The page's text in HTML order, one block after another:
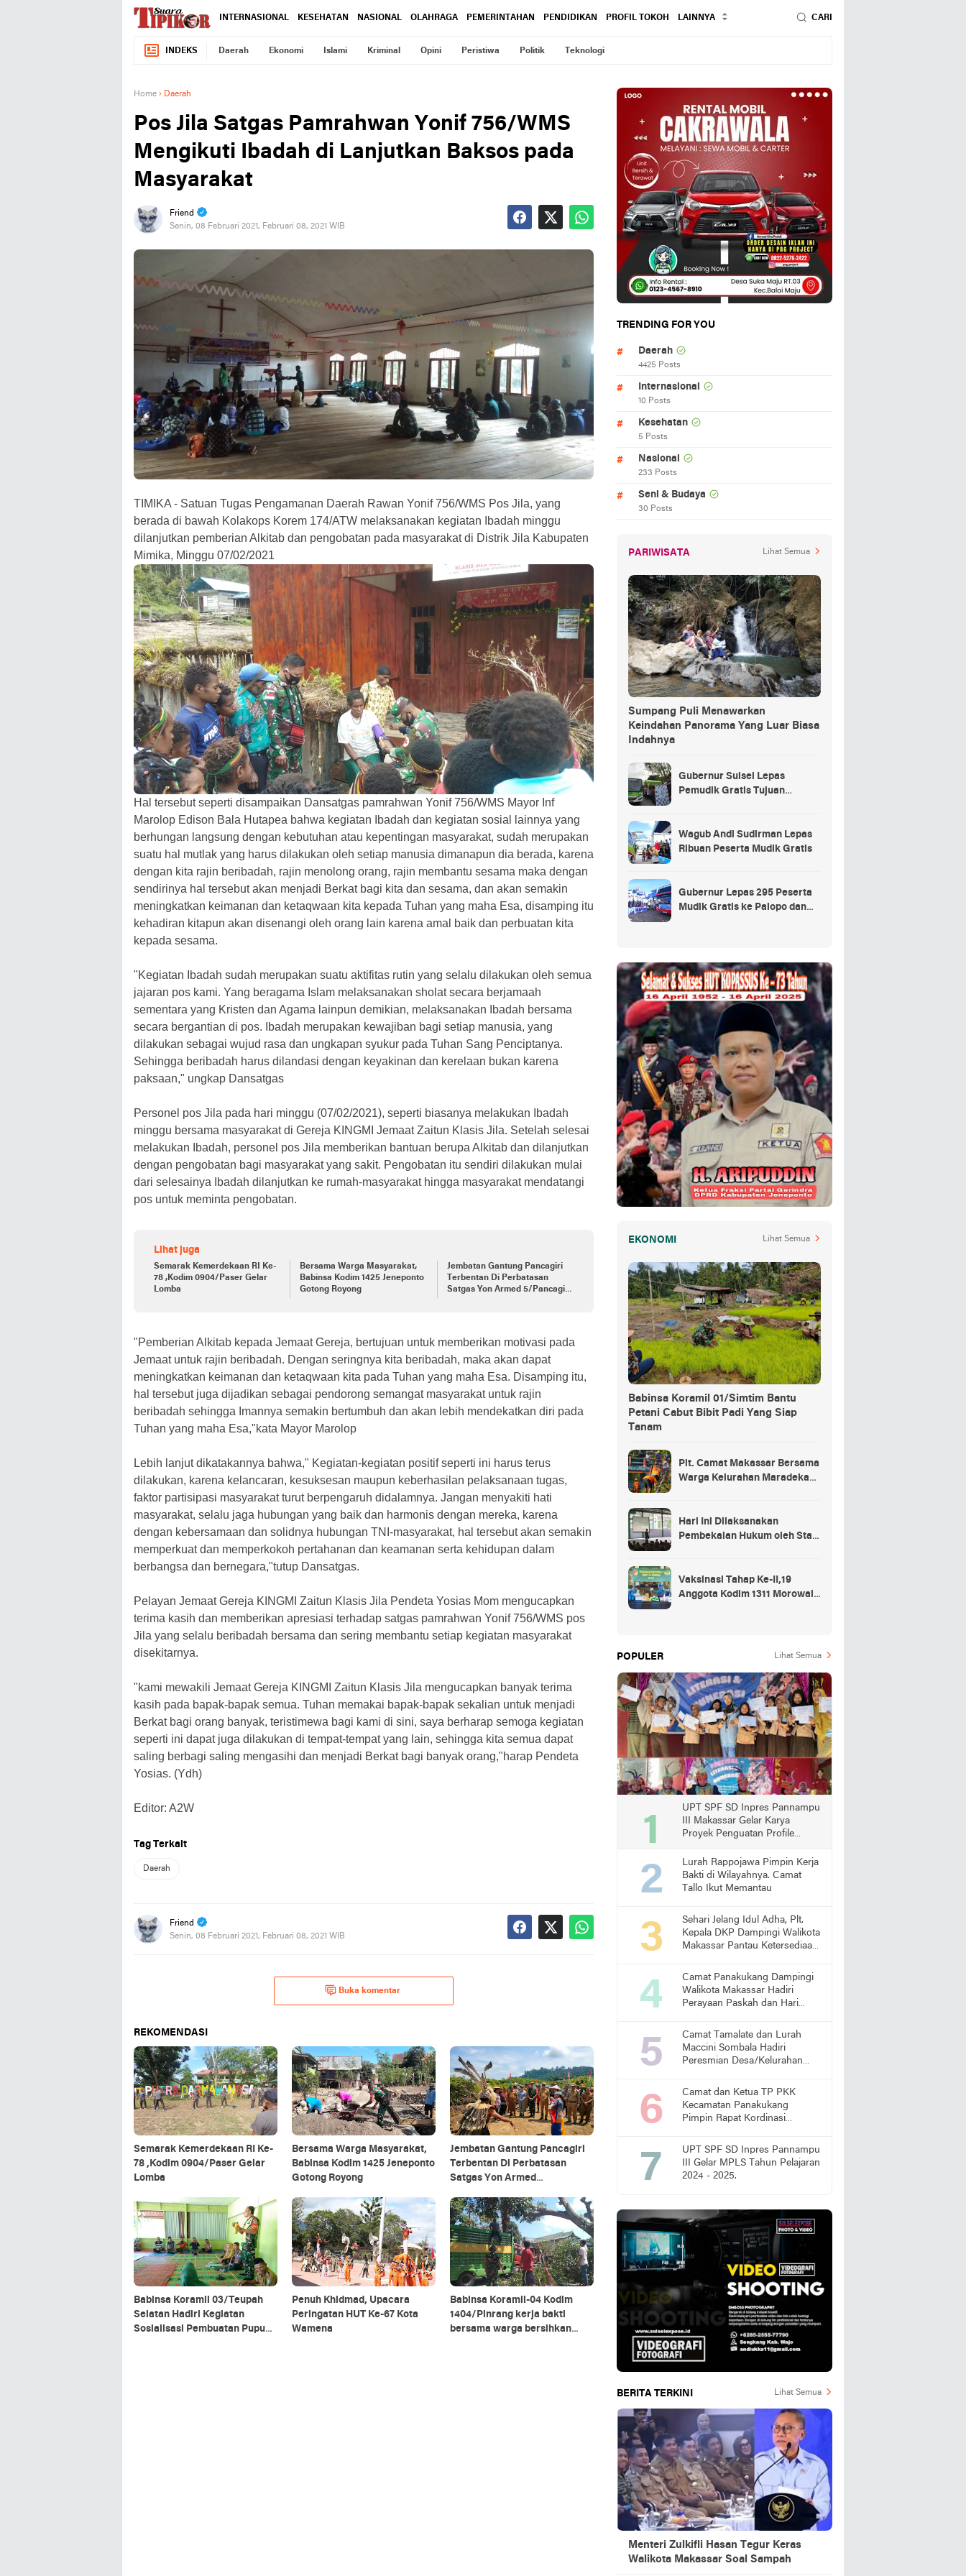
INTERNASIONAL KESEHATAN NASIONAL OLAHRAGA PEMERINTAHAN PENDIDIKAN PROFIL TOKOH LAINNYA CARI
INDEKS Daerah Ekonomi Islami Kriminal Opini Peristiwa Politik Teknologi
Home › Daerah
Pos Jila Satgas Pamrahwan Yonif 756/WMS
Mengikuti Ibadah di Lanjutkan Baksos pada
Masyarakat
Friend
Senin, 08 Februari 2021, Februari 08, 2021 WIB
TIMIKA - Satuan Tugas Pengamanan Daerah Rawan Yonif 756/WMS Pos Jila, yang
berada di bawah Kolakops Korem 174/ATW melaksanakan kegiatan Ibadah minggu
dilanjutkan pemberian Alkitab dan pengobatan pada masyarakat di Distrik Jila Kabupaten
Mimika, Minggu 07/02/2021
Hal tersebut seperti disampaikan Dansatgas pamrahwan Yonif 756/WMS Mayor Inf
Marolop Edison Bala Hutapea bahwa kegiatan Ibadah dan kegiatan sosial lainnya yang
berhungan langsung dengan kebutuhan atau kepentingan masyarakat, sudah merupakan
suatu hal mutlak yang harus dilakukan oleh setiap manusia dimanapun dia berada, karena
dengan kita rajin beribadah, rajin menolong orang, rajin membantu sesama maka dengan
sendirinya hal tersebut akan menjadi Berkat bagi kita dan sesama, dan akan semakin
meningkatkan keimanan dan ketaqwaan kita kepada Tuhan yang maha Esa, disamping itu
kehadiran kitapun akan disenangi oleh orang lain karena amal baik dan perbuatan kita
kepada sesama.
"Kegiatan Ibadah sudah merupakan suatu aktifitas rutin yang selalu dilakukan oleh semua
jajaran pos kami. Yang beragama Islam melaksanakan sholat secara berjamaah
sementara yang Kristen dan Agama lainpun demikian, melaksanakan Ibadah bersama
secara bergantian di pos. Ibadah merupakan kewajiban bagi setiap manusia, yang
dilakukan sebagai wujud rasa dan ungkapan syukur pada Tuhan Sang Penciptanya.
Sehingga beribadah harus dilandasi dengan keyakinan dan kerelaan bukan karena
paksaan," ungkap Dansatgas
Personel pos Jila pada hari minggu (07/02/2021), seperti biasanya melakukan Ibadah
minggu bersama masyarakat di Gereja KINGMI Jemaat Zaitun Klasis Jila. Setelah selesai
melakukan Ibadah, personel pos Jila memberikan bantuan berupa Alkitab dan dilanjutkan
dengan pengobatan bagi masyarakat yang sakit. Pengobatan itu sendiri dilakukan mulai
dari selesainya Ibadah dilanjutkan ke rumah-masyarakat hingga masyarakat mendatangi
pos untuk meminta pengobatan.
Lihat juga
Semarak Kemerdekaan RI Ke-
78 ,Kodim 0904/Paser Gelar
Lomba
Bersama Warga Masyarakat,
Babinsa Kodim 1425 Jeneponto
Gotong Royong
Jembatan Gantung Pancagiri
Terbentan Di Perbatasan
Satgas Yon Armed 5/Pancagiri
"Pemberian Alkitab kepada Jemaat Gereja, bertujuan untuk memberikan motivasi pada
Jemaat untuk rajin beribadah. Dengan seringnya kita beribadah, maka akan dapat
meningkatkan keimanan dan ketaqwaan kita pada Tuhan yang maha Esa. Disamping itu,
hal tersebut juga dijadikan sebagai pendorong semangat masyarakat untuk rajin
beribadah sehingga Imannya semakin bertumbuh dan akan lebih mendekatkan diri pada
Tuhan yang maha Esa,"kata Mayor Marolop
Lebih lanjut dikatakannya bahwa," Kegiatan-kegiatan positif seperti ini harus terus
dilakukan, karena kelancaran, kesuksesan maupun keberhasilan pelaksanaan tugas,
faktor partisipasi masyarakat turut berpengaruh didalamnya. Jangan menyakiti hati
masyarakat, selalu jaga hubungan yang baik dan harmonis dengan mereka, karena
dengan kebersamaan dan solidnya hubungan TNI-masyarakat, hal tersebut akan semakin
memperkuat dan memperkokoh pertahanan dan keamanan serta kehidupan dalam
berbangsa dan bernegara,"tutup Dansatgas.
Pelayan Jemaat Gereja KINGMI Zaitun Klasis Jila Pendeta Yosias Mom mengucapkan
terima kasih dan memberikan apresiasi terhadap satgas pamrahwan Yonif 756/WMS pos
Jila yang selalu beribadah bersama dan sering membantu setiap kegiatan masyarakat
disekitarnya.
"kami mewakili Jemaat Gereja KINGMI Zaitun Klasis Jila mengucapkan banyak terima
kasih pada bapak-bapak semua. Tuhan memakai bapak-bapak sekalian untuk menjadi
Berkat bagi orang banyak, teristimewa bagi kami di sini, saya berharap semoga kegiatan
seperti ini dapat juga dilakukan di tempat-tempat yang lain, sehingga kita semua dapat
saling berbagi saling mengasihi dan menjadi Berkat bagi banyak orang,"harap Pendeta
Yosias. (Ydh)
Editor: A2W
Tag Terkait
Daerah
Friend
Senin, 08 Februari 2021, Februari 08, 2021 WIB
Buka komentar
REKOMENDASI
Semarak Kemerdekaan RI Ke-
78 ,Kodim 0904/Paser Gelar
Lomba
Bersama Warga Masyarakat,
Babinsa Kodim 1425 Jeneponto
Gotong Royong
Jembatan Gantung Pancagiri
Terbentan Di Perbatasan
Satgas Yon Armed
Rescue Dan PT MA/BDRMS
Babinsa Koramil 03/Teupah
Selatan Hadiri Kegiatan
Sosialisasi Pembuatan Pupuk
Penuh Khidmad, Upacara
Peringatan HUT Ke-67 Kota
Wamena
Babinsa Koramil-04 Kodim
1404/Pinrang kerja bakti
bersama warga bersihkan
TRENDING FOR YOU
Daerah
4425 Posts
Internasional
10 Posts
Kesehatan
5 Posts
Nasional
233 Posts
Seni & Budaya
30 Posts
PARIWISATA Lihat Semua
Sumpang Puli Menawarkan
Keindahan Panorama Yang Luar Biasa
Indahnya
Gubernur Sulsel Lepas
Pemudik Gratis Tujuan
Wagub Andi Sudirman Lepas
Ribuan Peserta Mudik Gratis
Gubernur Lepas 295 Peserta
Mudik Gratis ke Palopo dan
EKONOMI Lihat Semua
Babinsa Koramil 01/Simtim Bantu
Petani Cabut Bibit Padi Yang Siap
Tanam
Plt. Camat Makassar Bersama
Warga Kelurahan Maradekaya
Hari Ini Dilaksanakan
Pembekalan Hukum oleh Staf
Kostrad
Vaksinasi Tahap Ke-II,19
Anggota Kodim 1311 Morowali
POPULER Lihat Semua
UPT SPF SD Inpres Pannampu
III Makassar Gelar Karya
Proyek Penguatan Profile
Lurah Rappojawa Pimpin Kerja
Bakti di Wilayahnya. Camat
Tallo Ikut Memantau
Sehari Jelang Idul Adha, Plt.
Kepala DKP Dampingi Walikota
Makassar Pantau Ketersediaan
Camat Panakukang Dampingi
Walikota Makassar Hadiri
Perayaan Paskah dan Hari
Camat Tamalate dan Lurah
Maccini Sombala Hadiri
Peresmian Desa/Kelurahan
Camat dan Ketua TP PKK
Kecamatan Panakukang
Pimpin Rapat Kordinasi
Stunting
UPT SPF SD Inpres Pannampu
III Gelar MPLS Tahun Pelajaran
2024 - 2025.
BERITA TERKINI Lihat Semua
Menteri Zulkifli Hasan Tegur Keras
Walikota Makassar Soal Sampah